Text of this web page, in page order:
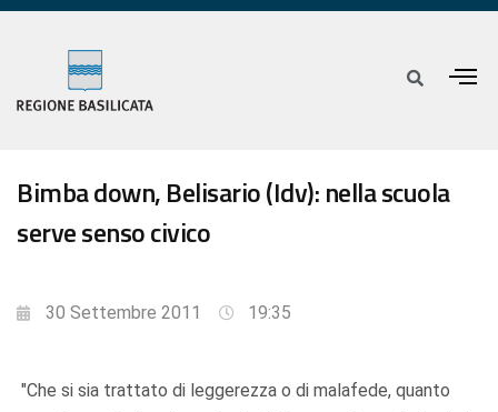
Bimba down, Belisario (Idv): nella scuola
serve senso civico
30 Settembre 2011 19:35
"Che si sia trattato di leggerezza o di malafede, quanto